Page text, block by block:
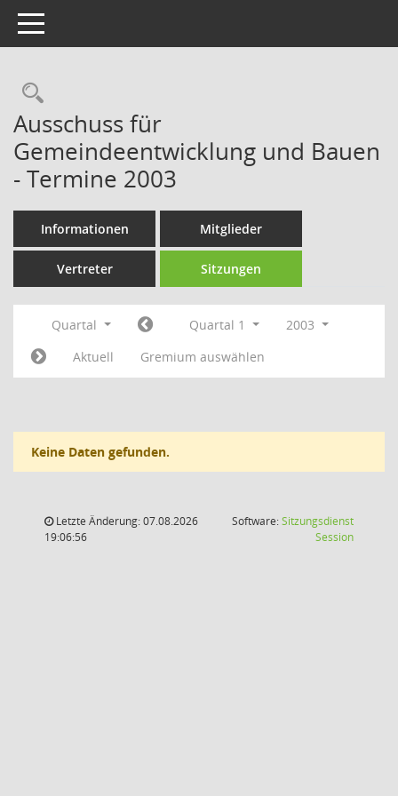
Toggle navigation
Rechercheauswahl
Ausschuss für
Gemeindeentwicklung und Bauen
- Termine 2003
Informationen Mitglieder
Vertreter Sitzungen
Quartal Quartal 1
2003
Aktuell
Gremium auswählen
Keine Daten gefunden.
Letzte Änderung: 07.08.2026
19:06:56
Software:Sitzungsdienst
Session(Wird in